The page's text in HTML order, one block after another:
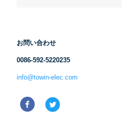
お問い合わせ
0086-592-5220235
info@towin-elec.com